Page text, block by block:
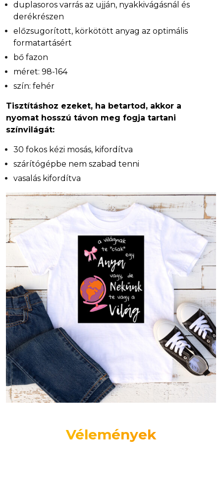
duplasoros varrás az ujján, nyakkivágásnál és
derékrészen
előzsugorított, körkötött anyag az optimális
formatartásért
bő fazon
méret: 98-164
szín: fehér
Tisztításhoz ezeket, ha betartod, akkor a
nyomat hosszú távon meg fogja tartani
színvilágát:
30 fokos kézi mosás, kifordítva
szárítógépbe nem szabad tenni
vasalás kifordítva
Vélemények